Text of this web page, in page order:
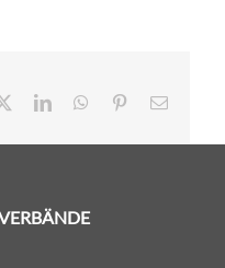
LinkedInWhatsApp
Pinterest
E-